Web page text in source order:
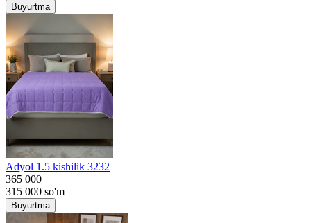
Buyurtma
Adyol 1.5 kishilik 3232
365 000
315 000 so'm
Buyurtma